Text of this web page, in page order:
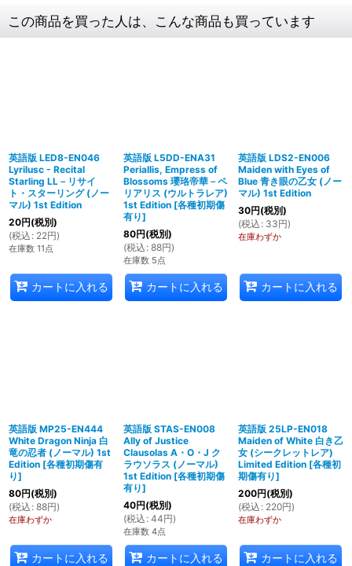
この商品を買った人は、こんな商品も買っています
英語版 LED8-EN046
Lyrilusc - Recital
Starling LL－リサイ
ト・スターリング (ノー
マル) 1st Edition
20円(税別)
(税込 : 22円)
在庫数 11点
カートに入れる
英語版 L5DD-ENA31
Periallis, Empress of
Blossoms 瓔珞帝華－ペ
リアリス (ウルトラレア)
1st Edition [各種初期傷
有り]
80円(税別)
(税込 : 88円)
在庫数 5点
カートに入れる
英語版 LDS2-EN006
Maiden with Eyes of
Blue 青き眼の乙女 (ノー
マル) 1st Edition
30円(税別)
(税込 : 33円)
在庫わずか
カートに入れる
英語版 MP25-EN444
White Dragon Ninja 白
竜の忍者 (ノーマル) 1st
Edition [各種初期傷有
り]
80円(税別)
(税込 : 88円)
在庫わずか
カートに入れる
英語版 STAS-EN008
Ally of Justice
Clausolas A・O・J ク
ラウソラス (ノーマル)
1st Edition [各種初期傷
有り]
40円(税別)
(税込 : 44円)
在庫数 4点
カートに入れる
英語版 25LP-EN018
Maiden of White 白き乙
女 (シークレットレア)
Limited Edition [各種初
期傷有り]
200円(税別)
(税込 : 220円)
在庫わずか
カートに入れる